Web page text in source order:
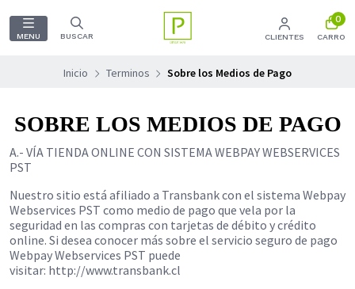
MENU BUSCAR CLIENTES
0
CARRO
Inicio Terminos Sobre los Medios de Pago
SOBRE LOS MEDIOS DE PAGO
A.- VÍA TIENDA ONLINE CON SISTEMA WEBPAY WEBSERVICES
PST
Nuestro sitio está afiliado a Transbank con el sistema Webpay
Webservices PST como medio de pago que vela por la
seguridad en las compras con tarjetas de débito y crédito
online. Si desea conocer más sobre el servicio seguro de pago
Webpay Webservices PST puede
visitar: http://www.transbank.cl